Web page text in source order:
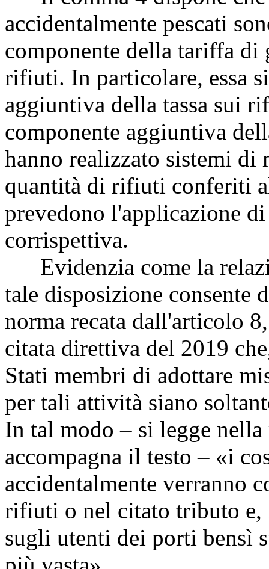
accidentalmente pescati
componente della tariffa di
rifiuti. In particolare, essa
aggiuntiva della tassa sui
componente aggiuntiva
hanno realizzato sistemi di
quantità di rifiuti conferiti
prevedono l'applicazione
corrispettiva.
Evidenzia come la
tale disposizione consente
norma recata dall'articolo
citata direttiva del 2019
Stati membri di adottare
per tali attività siano
In tal modo – si legge nella
accompagna il testo – «i
accidentalmente verranno
rifiuti o nel citato tributo e,
sugli utenti dei porti bensì